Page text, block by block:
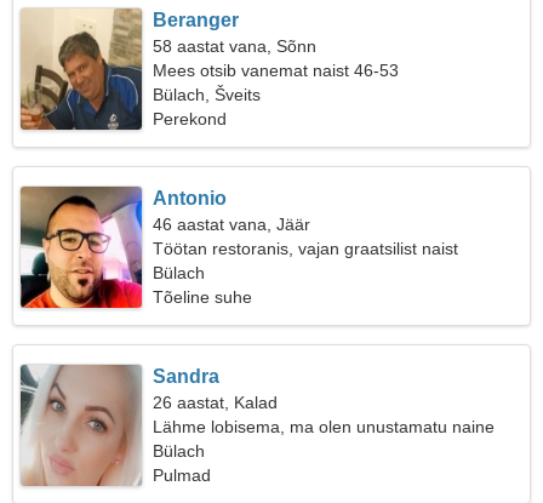
Beranger
58 aastat vana, Sõnn
Mees otsib vanemat naist 46-53
Bülach, Šveits
Perekond
Antonio
46 aastat vana, Jäär
Töötan restoranis, vajan graatsilist naist
Bülach
Tõeline suhe
Sandra
26 aastat, Kalad
Lähme lobisema, ma olen unustamatu naine
Bülach
Pulmad